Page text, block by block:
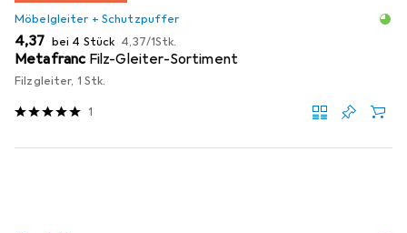
Möbelgleiter + Schutzpuffer
EUR
4,37 bei 4 Stück EUR
4,37/1Stk.
Metafranc Filz-Gleiter-Sortiment
Filzgleiter, 1 Stk.
1